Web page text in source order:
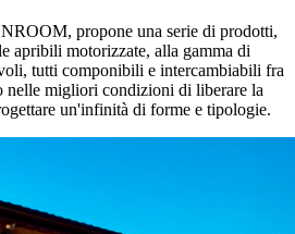
propone una serie di prodotti,
apribili motorizzate, alla gamma di
tutti componibili e intercambiabili fra
nelle migliori condizioni di liberare la
un'infinità di forme e tipologie.